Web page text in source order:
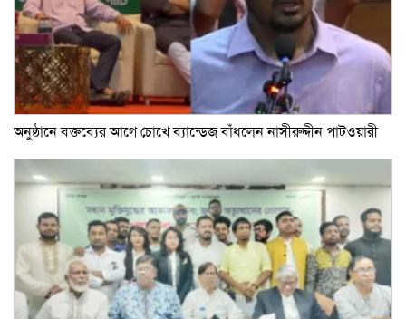
অনুষ্ঠানে বক্তব্যের আগে চোখে ব্যান্ডেজ বাঁধলেন নাসীরুদ্দীন পাটওয়ারী